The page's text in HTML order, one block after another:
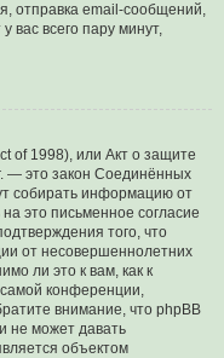
отправка email-сообщений,
вас всего пару минут,
of 1998), или Акт о защите
— это закон Соединённых
собирать информацию от
это письменное согласие
того, что
от несовершеннолетних
ли это к вам, как к
конференции,
внимание, что phpBB
не может давать
объектом